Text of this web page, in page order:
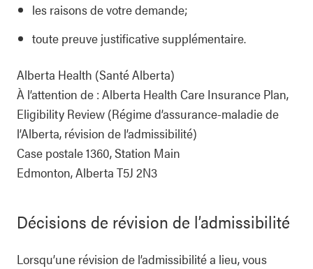
les raisons de votre demande;
toute preuve justificative supplémentaire.
Alberta Health (Santé Alberta)
À l’attention de : Alberta Health Care Insurance Plan,
Eligibility Review (Régime d’assurance-maladie de
l’Alberta, révision de l’admissibilité)
Case postale 1360, Station Main
Edmonton, Alberta T5J 2N3
Décisions de révision de l’admissibilité
Lorsqu’une révision de l’admissibilité a lieu, vous